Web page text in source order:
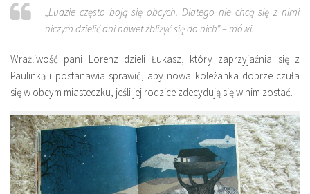
„Ludzie często boją się obcych. Dlatego nie chcą się z nimi
niczym dzielić ani nawet zbliżyć się do nich” – mówi.
Wrażliwość pani Lorenz dzieli Łukasz, który zaprzyjaźnia się z
Paulinką i postanawia sprawić, aby nowa koleżanka dobrze czuła
się w obcym miasteczku, jeśli jej rodzice zdecydują się w nim zostać.